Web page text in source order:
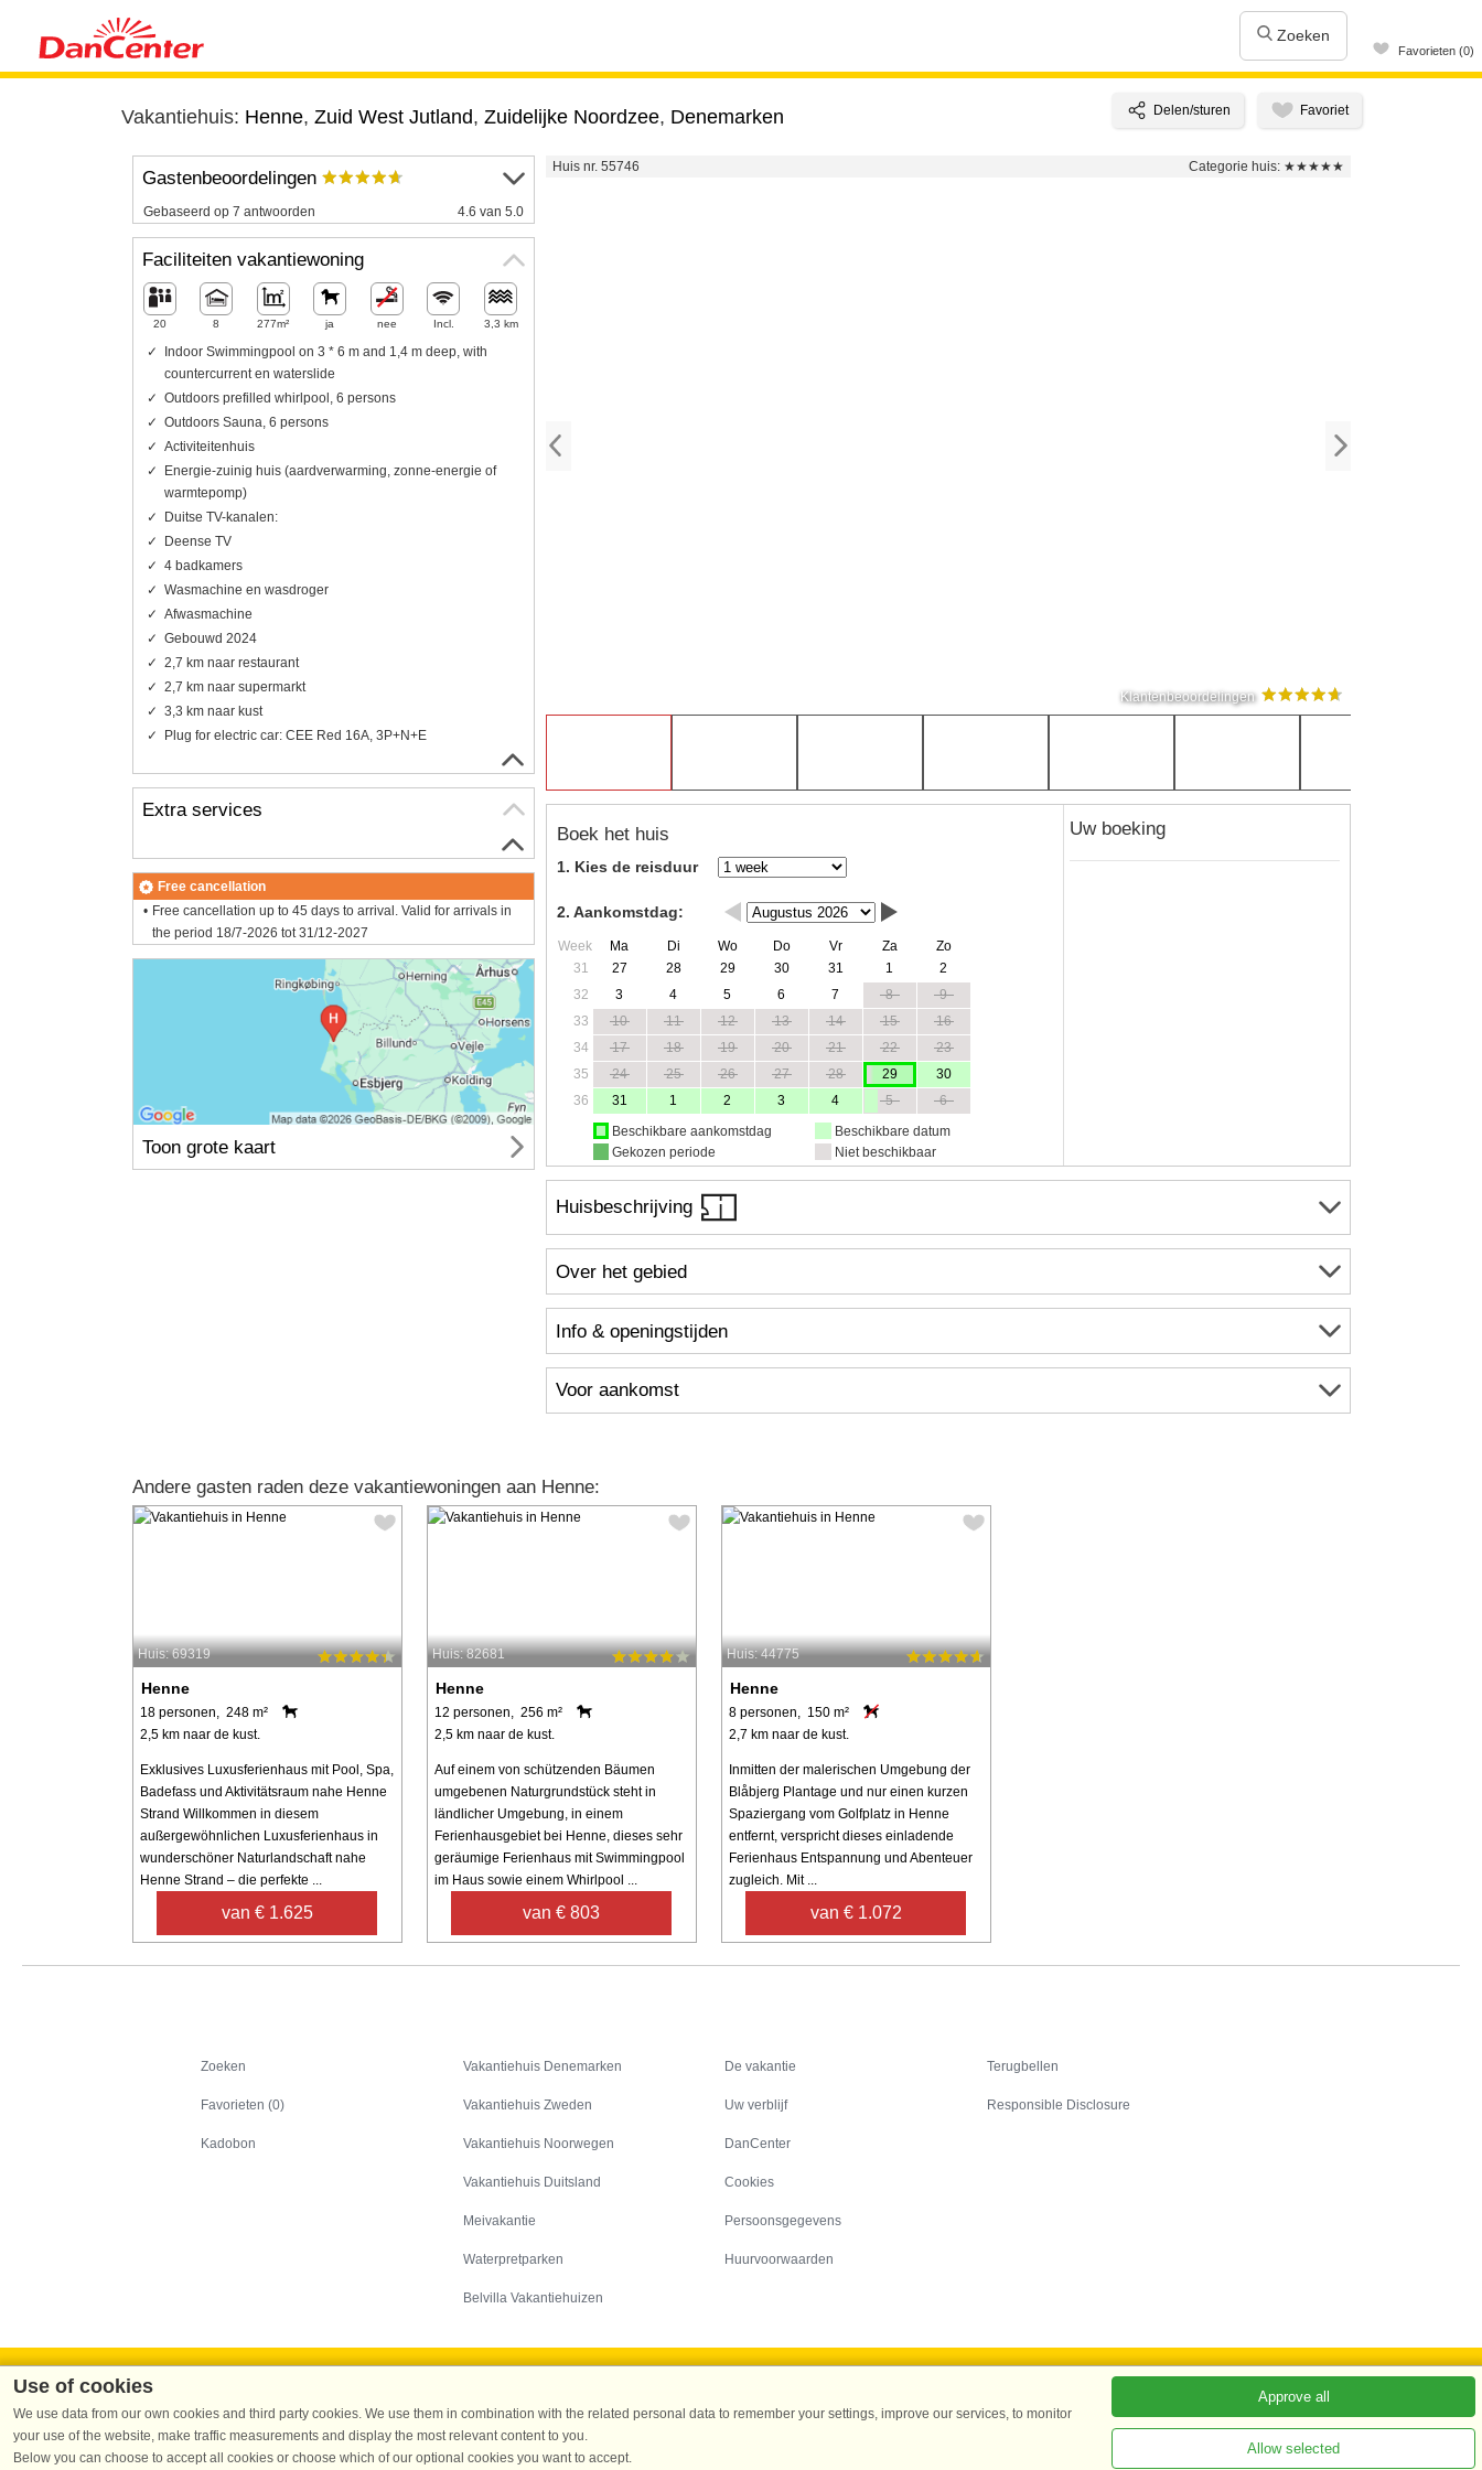
Zoeken
Favorieten (0)
Vakantiehuis: Henne, Zuid West Jutland, Zuidelijke Noordzee, Denemarken
Huis nr. 55746 Categorie huis: ★★★★★
Klantenbeoordelingen
Boek het huis
1. Kies de reisduur
2. Aankomstdag:
Week Ma Di Wo Do Vr Za
Zo
31
27 28 29 30 31 1
2
32
3 4 5 6 7 8
9
33
10 11 12 13 14 15
16
34
17 18 19 20 21 22
23
35
24 25 26 27 28 29
30
36
31 1 2 3 4 5
6
Beschikbare aankomstdag
Gekozen periode
Beschikbare datum
Niet beschikbaar
Uw boeking
Huisbeschrijving
Over het gebied
Info & openingstijden
Voor aankomst
Gastenbeoordelingen
Gebaseerd op 7 antwoorden 4.6 van 5.0
Faciliteiten vakantiewoning
20 8 277m² ja nee Incl. 3,3 km
Indoor Swimmingpool on 3 * 6 m and 1,4 m deep, with
countercurrent en waterslide
Outdoors prefilled whirlpool, 6 persons
Outdoors Sauna, 6 persons
Activiteitenhuis
Energie-zuinig huis (aardverwarming, zonne-energie of
warmtepomp)
Duitse TV-kanalen:
Deense TV
4 badkamers
Wasmachine en wasdroger
Afwasmachine
Gebouwd 2024
2,7 km naar restaurant
2,7 km naar supermarkt
3,3 km naar kust
Plug for electric car: CEE Red 16A, 3P+N+E
Extra services
Free cancellation
Free cancellation up to 45 days to arrival. Valid for arrivals in
the period 18/7-2026 tot 31/12-2027
Toon grote kaart
Andere gasten raden deze vakantiewoningen aan Henne:
Huis: 69319
Henne
18 personen, 248 m²
2,5 km naar de kust.
Exklusives Luxusferienhaus mit Pool, Spa,
Badefass und Aktivitätsraum nahe Henne
Strand Willkommen in diesem
außergewöhnlichen Luxusferienhaus in
wunderschöner Naturlandschaft nahe
Henne Strand – die perfekte ...
van € 1.625
Huis: 82681
Henne
12 personen, 256 m²
2,5 km naar de kust.
Auf einem von schützenden Bäumen
umgebenen Naturgrundstück steht in
ländlicher Umgebung, in einem
Ferienhausgebiet bei Henne, dieses sehr
geräumige Ferienhaus mit Swimmingpool
im Haus sowie einem Whirlpool ...
van € 803
Huis: 44775
Henne
8 personen, 150 m²
2,7 km naar de kust.
Inmitten der malerischen Umgebung der
Blåbjerg Plantage und nur einen kurzen
Spaziergang vom Golfplatz in Henne
entfernt, verspricht dieses einladende
Ferienhaus Entspannung und Abenteuer
zugleich. Mit ...
van € 1.072
Zoeken
Favorieten (0)
Kadobon
Vakantiehuis Denemarken
Vakantiehuis Zweden
Vakantiehuis Noorwegen
Vakantiehuis Duitsland
Meivakantie
Waterpretparken
Belvilla Vakantiehuizen
De vakantie
Uw verblijf
DanCenter
Cookies
Persoonsgegevens
Huurvoorwaarden
Terugbellen
Responsible Disclosure
Tel.: +45 70 13 00 00 - Fax.: +45 70 13 70 70 - CVR: 67324013
Danske Bank Copenhagen - IBAN: DK35 3000 4073 0424 53 - BIC/Swift Code : DABADKKK
Use of cookies
We use data from our own cookies and third party cookies. We use them in combination with the related personal data to remember your settings, improve our services, to monitor
your use of the website, make traffic measurements and display the most relevant content to you.
Below you can choose to accept all cookies or choose which of our optional cookies you want to accept.
Approve all
Allow selected